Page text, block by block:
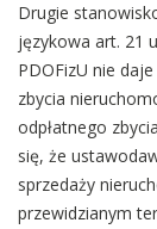
Drugie
językowa art. 21
PDOFizU nie
zbycia
odpłatnego
się, że
sprzedaży
przewidzianym